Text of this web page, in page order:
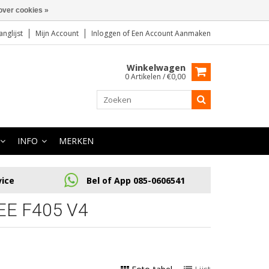
Mijn Account Inloggen of Een Account Aanmaken
Winkelwagen
0 Artikelen / €0,00
INFO MERKEN
Bel of App 085-0606541
F405 V4
cookies »